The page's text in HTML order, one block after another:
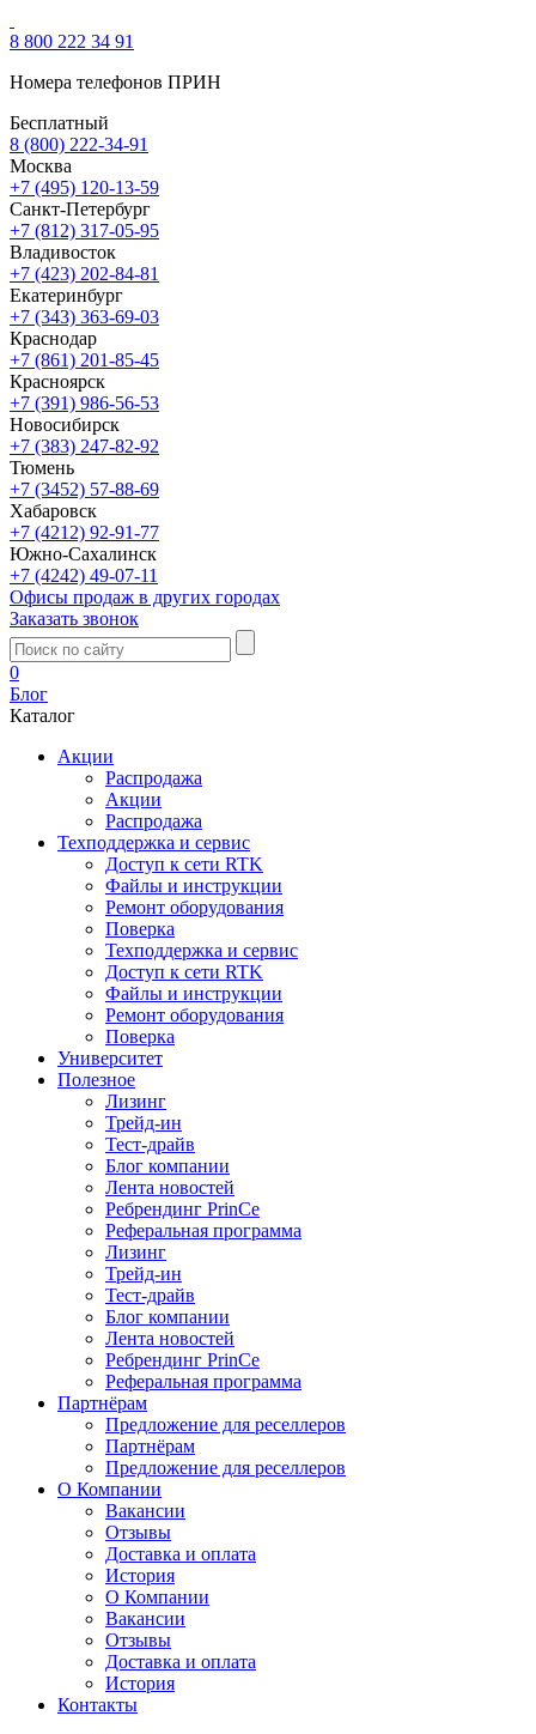
8 800 222 34 91
Номера телефонов ПРИН
Бесплатный
8 (800) 222-34-91
Москва
+7 (495) 120-13-59
Санкт-Петербург
+7 (812) 317-05-95
Владивосток
+7 (423) 202-84-81
Екатеринбург
+7 (343) 363-69-03
Краснодар
+7 (861) 201-85-45
Красноярск
+7 (391) 986-56-53
Новосибирск
+7 (383) 247-82-92
Тюмень
+7 (3452) 57-88-69
Хабаровск
+7 (4212) 92-91-77
Южно-Сахалинск
+7 (4242) 49-07-11
Офисы продаж в других городах
Заказать звонок
0
Блог
Каталог
Акции
Распродажа
Акции
Распродажа
Техподдержка и сервис
Доступ к сети RTK
Файлы и инструкции
Ремонт оборудования
Поверка
Техподдержка и сервис
Доступ к сети RTK
Файлы и инструкции
Ремонт оборудования
Поверка
Университет
Полезное
Лизинг
Трейд-ин
Тест-драйв
Блог компании
Лента новостей
Ребрендинг PrinCe
Реферальная программа
Лизинг
Трейд-ин
Тест-драйв
Блог компании
Лента новостей
Ребрендинг PrinCe
Реферальная программа
Партнёрам
Предложение для реселлеров
Партнёрам
Предложение для реселлеров
О Компании
Вакансии
Отзывы
Доставка и оплата
История
О Компании
Вакансии
Отзывы
Доставка и оплата
История
Контакты